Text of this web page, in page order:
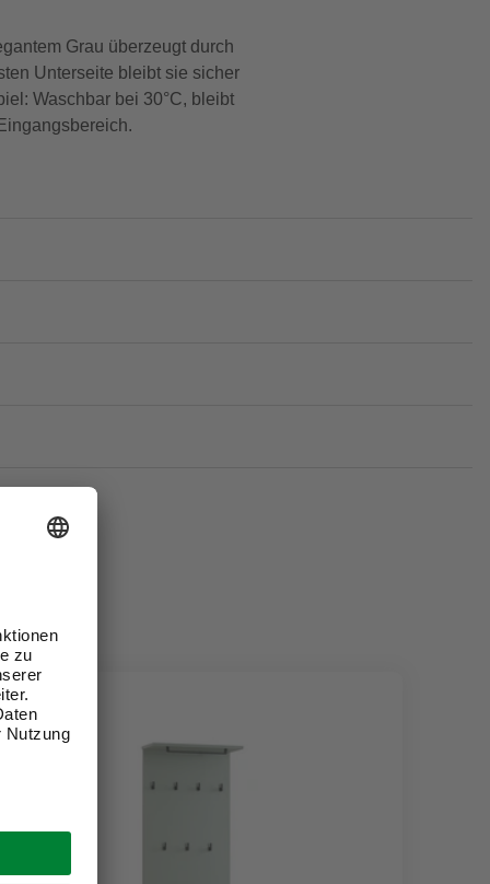
Grau überzeugt durch
Unterseite bleibt sie sicher
Waschbar bei 30°C, bleibt